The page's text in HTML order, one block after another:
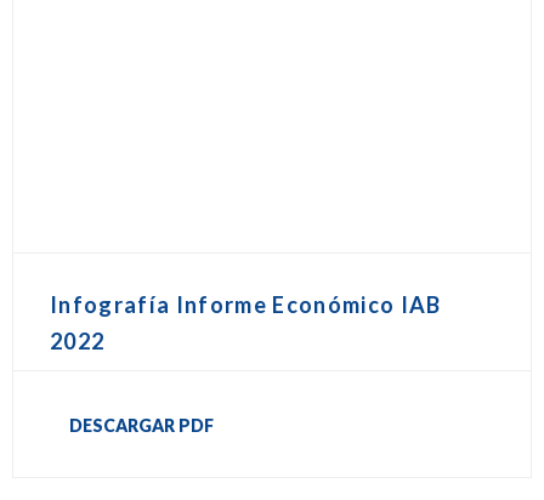
Infografía Informe Económico IAB
2022
DESCARGAR PDF